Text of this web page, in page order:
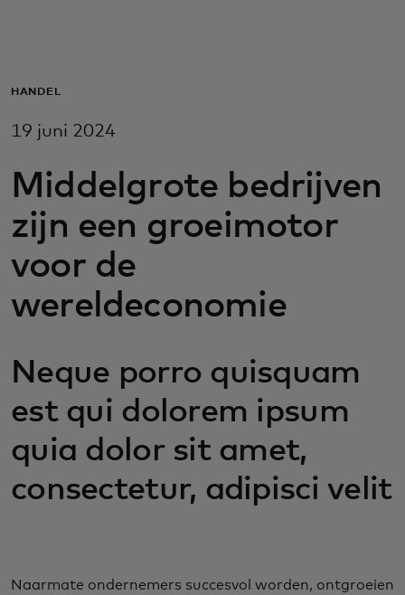
Zakelijk
Voor vernieuwers
Nieuws en trends
HANDEL
19 juni 2024
Middelgrote bedrijven
zijn een groeimotor
voor de
wereldeconomie
Neque porro quisquam
est qui dolorem ipsum
quia dolor sit amet,
consectetur, adipisci velit
Naarmate ondernemers succesvol worden, ontgroeien